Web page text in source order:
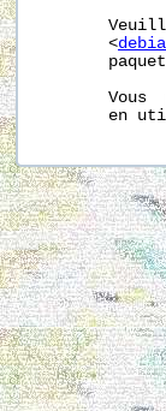
       <
Vous
en